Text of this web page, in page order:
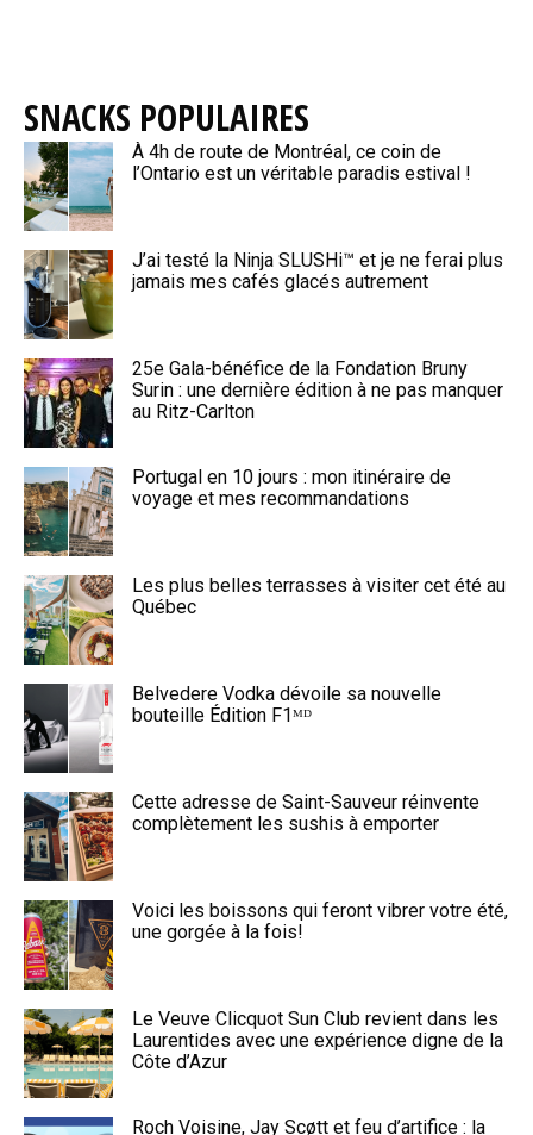
SNACKS POPULAIRES
À 4h de route de Montréal, ce coin de
l’Ontario est un véritable paradis estival !
J’ai testé la Ninja SLUSHi™ et je ne ferai plus
jamais mes cafés glacés autrement
25e Gala-bénéfice de la Fondation Bruny
Surin : une dernière édition à ne pas manquer
au Ritz-Carlton
Portugal en 10 jours : mon itinéraire de
voyage et mes recommandations
Les plus belles terrasses à visiter cet été au
Québec
Belvedere Vodka dévoile sa nouvelle
bouteille Édition F1ᴹᴰ
Cette adresse de Saint-Sauveur réinvente
complètement les sushis à emporter
Voici les boissons qui feront vibrer votre été,
une gorgée à la fois!
Le Veuve Clicquot Sun Club revient dans les
Laurentides avec une expérience digne de la
Côte d’Azur
Roch Voisine, Jay Scøtt et feu d’artifice : la